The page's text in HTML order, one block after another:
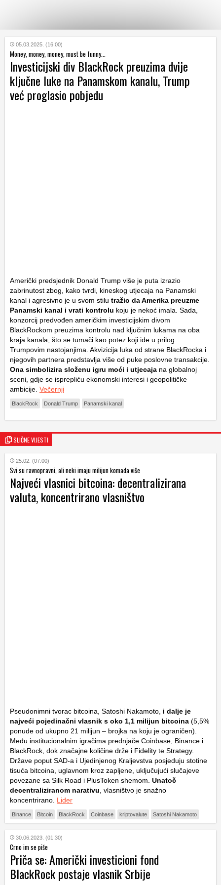
KATEGORIJE
HRVATSKI
WEB
05.03.2025. (16:00)
Money, money, money, must be funny...
Investicijski div BlackRock preuzima dvije
ključne luke na Panamskom kanalu, Trump
već proglasio pobjedu
Američki predsjednik Donald Trump više je puta izrazio
zabrinutost zbog, kako tvrdi, kineskog utjecaja na Panamski
kanal i agresivno je u svom stilu tražio da Amerika preuzme
Panamski kanal i vrati kontrolu koju je nekoć imala. Sada,
konzorcij predvođen američkim investicijskim divom
BlackRockom preuzima kontrolu nad ključnim lukama na oba
kraja kanala, što se tumači kao potez koji ide u prilog
Trumpovim nastojanjima. Akvizicija luka od strane BlackRocka i
njegovih partnera predstavlja više od puke poslovne transakcije.
Ona simbolizira složenu igru moći i utjecaja na globalnoj
sceni, gdje se isprepliću ekonomski interesi i geopolitičke
ambicije. Večernji
BlackRock Donald Trump Panamski kanal
SLIČNE VIJESTI
25.02. (07:00)
Svi su ravnopravni, ali neki imaju milijun komada više
Najveći vlasnici bitcoina: decentralizirana
valuta, koncentrirano vlasništvo
Pseudonimni tvorac bitcoina, Satoshi Nakamoto, i dalje je
najveći pojedinačni vlasnik s oko 1,1 milijun bitcoina (5,5%
ponude od ukupno 21 milijun – brojka na koju je ograničen).
Među institucionalnim igračima prednjače Coinbase, Binance i
BlackRock, dok značajne količine drže i Fidelity te Strategy.
Države poput SAD-a i Ujedinjenog Kraljevstva posjeduju stotine
tisuća bitcoina, uglavnom kroz zapljene, uključujući slučajeve
povezane sa Silk Road i PlusToken shemom. Unatoč
decentraliziranom narativu , vlasništvo je snažno
koncentrirano. Lider
Binance Bitcoin BlackRock Coinbase kriptovalute Satoshi Nakamoto
30.06.2023. (01:30)
Crno im se piše
Priča se: Američki investicioni fond
BlackRock postaje vlasnik Srbije